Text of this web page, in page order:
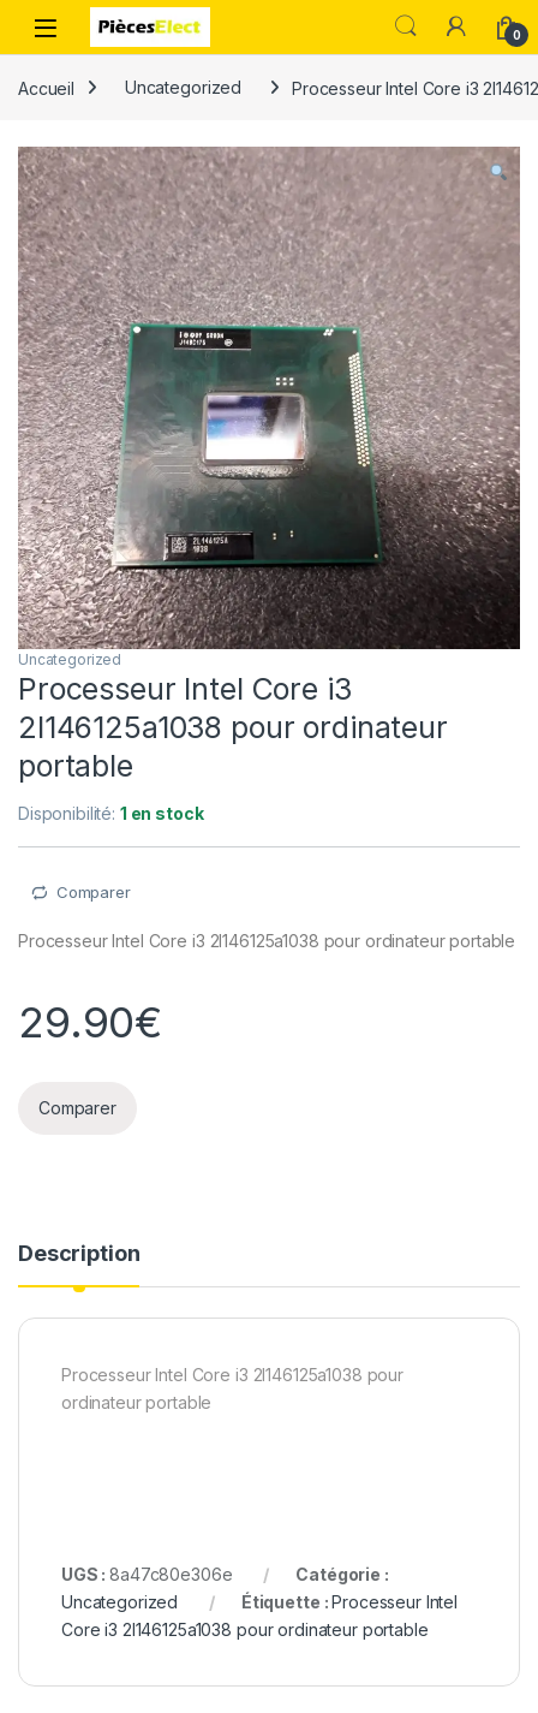
0
Accueil Uncategorized Processeur Intel Core i3
Uncategorized
Processeur Intel Core i3
2l146125a1038 pour ordinateur
portable
Disponibilité: 1 en stock
Comparer
Processeur Intel Core i3 2l146125a1038 pour ordinateur portable
29.90€
Comparer
Description
Processeur Intel Core i3 2l146125a1038 pour
ordinateur portable
UGS :8a47c80e306e
Catégorie :
Uncategorized
Étiquette :Processeur Intel
Core i3 2l146125a1038 pour ordinateur portable